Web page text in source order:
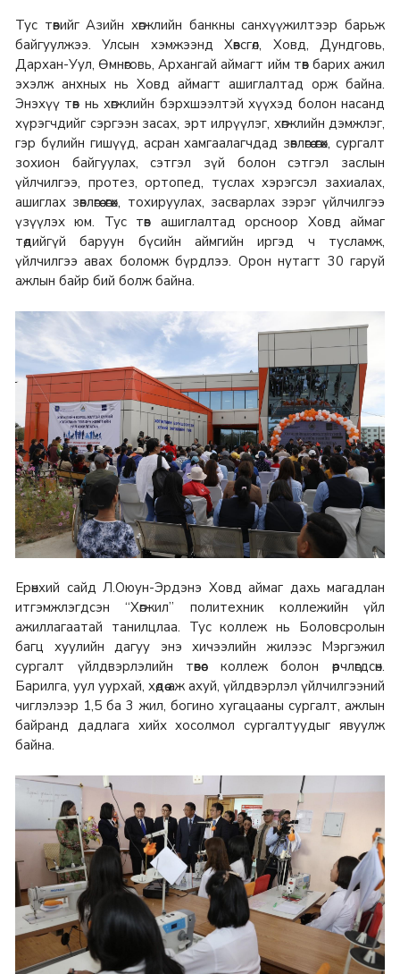
Тус төвийг Азийн хөгжлийн банкны санхүүжилтээр барьж
байгуулжээ. Улсын хэмжээнд Хөвсгөл, Ховд, Дундговь,
Дархан-Уул, Өмнөговь, Архангай аймагт ийм төв барих ажил
эхэлж анхных нь Ховд аймагт ашиглалтад орж байна.
Энэхүү төв нь хөгжлийн бэрхшээлтэй хүүхэд болон насанд
хүрэгчдийг сэргээн засах, эрт илрүүлэг, хөгжлийн дэмжлэг,
гэр бүлийн гишүүд, асран хамгаалагчдад зөвлөгөө өгөх, сургалт
зохион байгуулах, сэтгэл зүй болон сэтгэл заслын
үйлчилгээ, протез, ортопед, туслах хэрэгсэл захиалах,
ашиглах зөвлөгөө өгөх, тохируулах, засварлах зэрэг үйлчилгээ
үзүүлэх юм. Тус төв ашиглалтад орсноор Ховд аймаг
төдийгүй баруун бүсийн аймгийн иргэд ч тусламж,
үйлчилгээ авах боломж бүрдлээ. Орон нутагт 30 гаруй
ажлын байр бий болж байна.
Ерөнхий сайд Л.Оюун-Эрдэнэ Ховд аймаг дахь магадлан
итгэмжлэгдсэн “Хөгжил” политехник коллежийн үйл
ажиллагаатай танилцлаа. Тус коллеж нь Боловсролын
багц хуулийн дагуу энэ хичээлийн жилээс Мэргэжил
сургалт үйлдвэрлэлийн төвөөс коллеж болон өөрчлөгдсөн.
Барилга, уул уурхай, хөдөө аж ахуй, үйлдвэрлэл үйлчилгээний
чиглэлээр 1,5 ба 3 жил, богино хугацааны сургалт, ажлын
байранд дадлага хийх хосолмол сургалтуудыг явуулж
байна.